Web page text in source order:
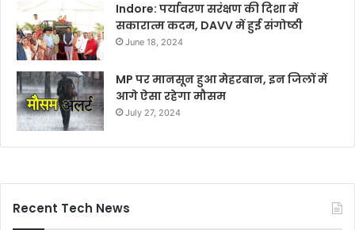
Indore: पर्यावरण सरंक्षण की दिशा में
सकारात्म कदम, DAVV में हुई संगोष्ठी
June 18, 2024
MP पर मानसून हुआ मेहरबान, इन जिलों में
आगे ऐसा रहेगा मौसम
July 27, 2024
Recent Tech News